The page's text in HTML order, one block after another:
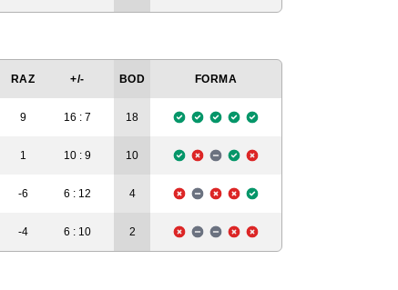
RAZ +/- BOD FORMA
9 16 : 7 18
1 10 : 9 10
-6 6 : 12 4
-4 6 : 10 2